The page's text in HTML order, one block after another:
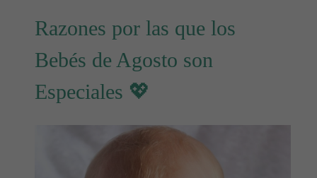
Razones por las que los
Bebés de Agosto son
Especiales 💖